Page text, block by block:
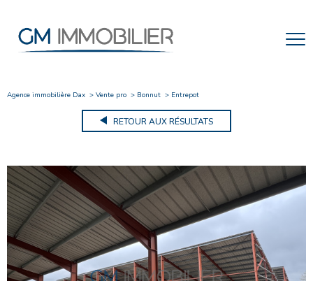
Agence immobilière Dax Vente pro Bonnut Entrepot
RETOUR AUX RÉSULTATS